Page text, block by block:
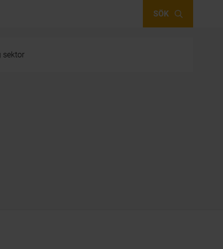
SÖK
sektor